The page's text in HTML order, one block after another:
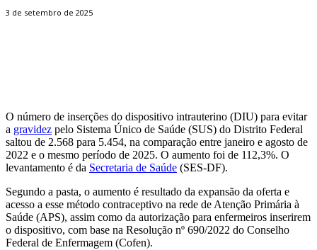
3 de setembro de 2025
O número de inserções do dispositivo intrauterino (DIU) para evitar
a gravidez pelo Sistema Único de Saúde (SUS) do Distrito Federal
saltou de 2.568 para 5.454, na comparação entre janeiro e agosto de
2022 e o mesmo período de 2025. O aumento foi de 112,3%. O
levantamento é da Secretaria de Saúde (SES-DF).
Segundo a pasta, o aumento é resultado da expansão da oferta e
acesso a esse método contraceptivo na rede de Atenção Primária à
Saúde (APS), assim como da autorização para enfermeiros inserirem
o dispositivo, com base na Resolução nº 690/2022 do Conselho
Federal de Enfermagem (Cofen).